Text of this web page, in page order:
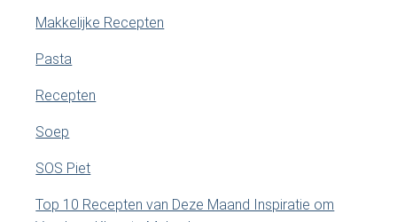
Makkelijke Recepten
Pasta
Recepten
Soep
SOS Piet
Top 10 Recepten van Deze Maand Inspiratie om